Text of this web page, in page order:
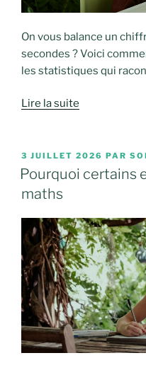
On vous balance un
secondes ? Voici
les statistiques qui
Lire la suite
PUBLIÉ
LE
3 JUILLET 2026 PAR
Pourquoi certains
maths